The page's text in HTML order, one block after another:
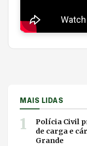
MAIS LIDAS
1
Polícia Civil
de carga e
Grande